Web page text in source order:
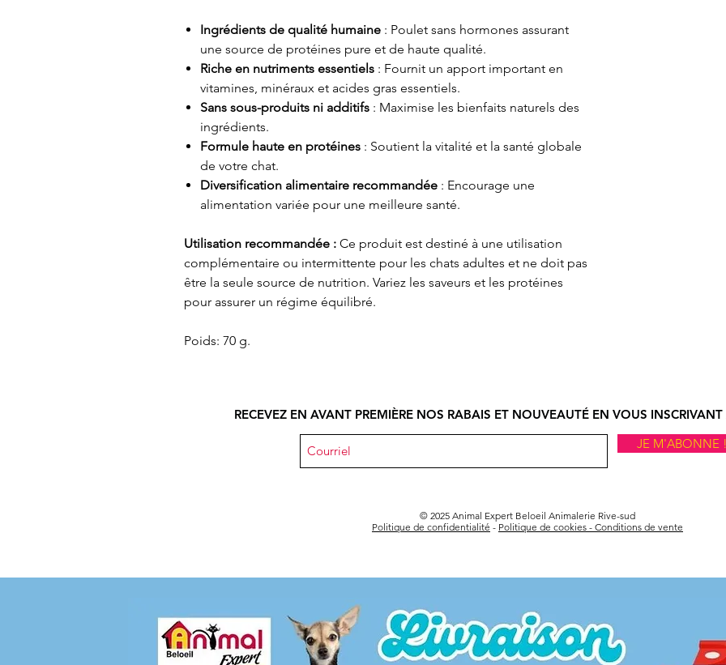
Ingrédients de qualité humaine : Poulet sans hormones assurant
une source de protéines pure et de haute qualité.
Riche en nutriments essentiels : Fournit un apport important en
vitamines, minéraux et acides gras essentiels.
Sans sous-produits ni additifs : Maximise les bienfaits naturels des
ingrédients.
Formule haute en protéines : Soutient la vitalité et la santé globale
de votre chat.
Diversification alimentaire recommandée : Encourage une
alimentation variée pour une meilleure santé.
Utilisation recommandée : Ce produit est destiné à une utilisation
complémentaire ou intermittente pour les chats adultes et ne doit pas
être la seule source de nutrition. Variez les saveurs et les protéines
pour assurer un régime équilibré.
Poids: 70 g.
RECEVEZ EN AVANT PREMIÈRE NOS RABAIS ET NOUVEAUTÉ EN VOUS
JE M'ABONNE !
© 2025 Animal Expert Beloeil Animalerie Rive-sud
Politique de confidentialité - Politique de cookies - Conditions de vente